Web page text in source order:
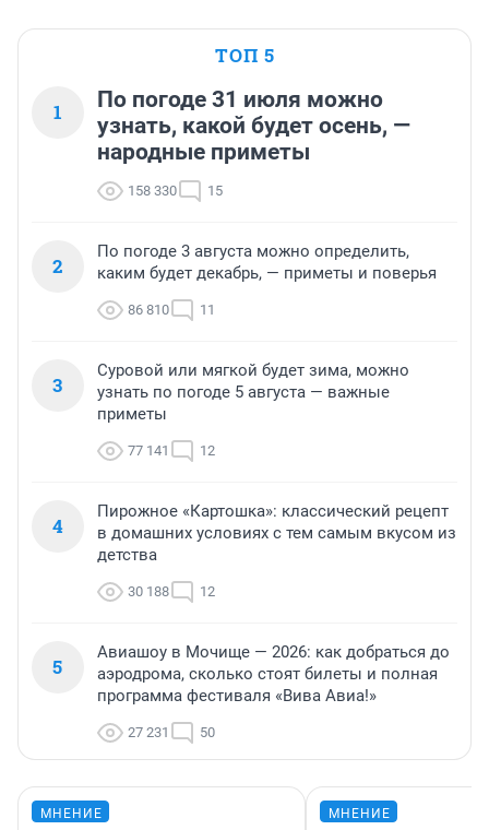
ТОП 5
1
По погоде 31 июля можно
узнать, какой будет осень, —
народные приметы
158 330 15
2
По погоде 3 августа можно определить,
каким будет декабрь, — приметы и поверья
86 810 11
3
Суровой или мягкой будет зима, можно
узнать по погоде 5 августа — важные
приметы
77 141 12
4
Пирожное «Картошка»: классический рецепт
в домашних условиях с тем самым вкусом из
детства
30 188 12
5
Авиашоу в Мочище — 2026: как добраться до
аэродрома, сколько стоят билеты и полная
программа фестиваля «Вива Авиа!»
27 231 50
МНЕНИЕ МНЕНИЕ